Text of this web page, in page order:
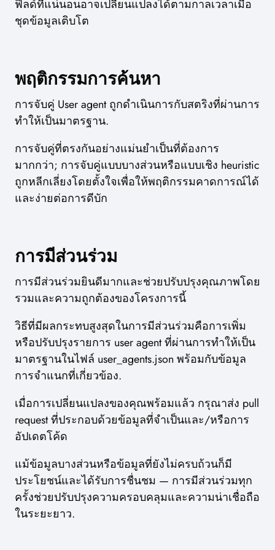
ฟิลด์ที่แน่นอนอาจเปลี่ยนแปลงได้ตามกาลเวลาเมื่อ
ชุดข้อมูลเติบโต
พฤติกรรมการค้นหา
การจับคู่ User agent ถูกดำเนินการกับสตริงที่ผ่านการ
ทำให้เป็นมาตรฐาน.
การจับคู่ที่ตรงกันอย่างแม่นยำเป็นที่ต้องการ
มากกว่า; การจับคู่แบบบางส่วนหรือแบบเชิง heuristic
ถูกหลีกเลี่ยงโดยตั้งใจเพื่อให้พฤติกรรมคาดการณ์ได้
และง่ายต่อการดีบัก
การมีส่วนร่วม
การมีส่วนร่วมยินดีมากและช่วยปรับปรุงคุณภาพโดย
รวมและความถูกต้องของโครงการนี้
วิธีที่มีผลกระทบสูงสุดในการมีส่วนร่วมคือการเพิ่ม
หรือปรับปรุงรายการ user agent ที่ผ่านการทำให้เป็น
มาตรฐานในไฟล์ user_agents.json พร้อมกับข้อมูล
การจำแนกที่เกี่ยวข้อง.
เมื่อการเปลี่ยนแปลงของคุณพร้อมแล้ว กรุณาส่ง pull
request ที่ประกอบด้วยข้อมูลที่จำเป็นและ/หรือการ
อัปเดตโค้ด
แม้ข้อมูลบางส่วนหรือข้อมูลที่ยังไม่ครบถ้วนก็มี
ประโยชน์และได้รับการชื่นชม — การมีส่วนร่วมทุก
ครั้งช่วยปรับปรุงความครอบคลุมและความน่าเชื่อถือ
ในระยะยาว.